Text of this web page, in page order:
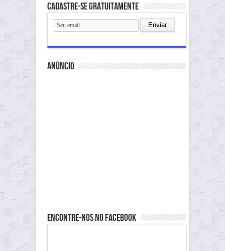
Cadastre-se gratuitamente
anúncio
Encontre-nos no Facebook